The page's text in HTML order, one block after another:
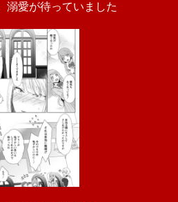
溺愛が待っていました